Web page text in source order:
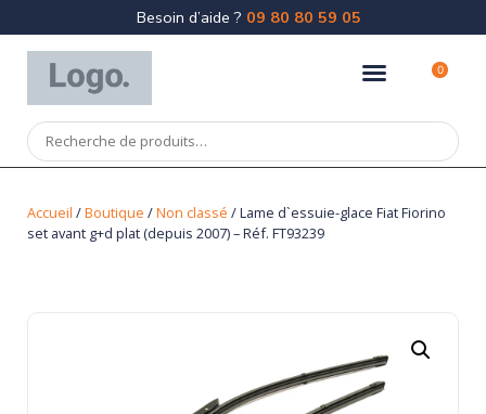
Besoin d’aide ? 09 80 80 59 05
0
Accueil /Boutique /Non classé / Lame d`essuie-glace Fiat Fiorino
set avant g+d plat (depuis 2007) – Réf. FT93239